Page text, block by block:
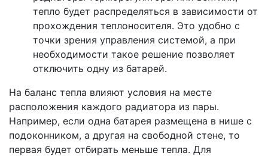
тепло будет распределяться в зависимости от
прохождения теплоносителя. Это удобно с
точки зрения управления системой, а при
необходимости такое решение позволяет
отключить одну из батарей.
На баланс тепла влияют условия на месте
расположения каждого радиатора из пары.
Например, если одна батарея размещена в нише с
подоконником, а другая на свободной стене, то
первая будет отбирать меньше тепла. Для